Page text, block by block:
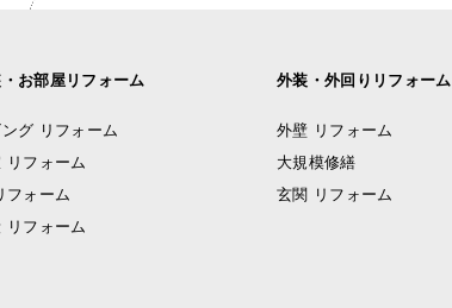
お部屋リフォーム
グ リフォーム
リフォーム
フォーム
リフォーム
外装・外回りリフォーム
外壁 リフォーム
大規模修繕
玄関 リフォーム